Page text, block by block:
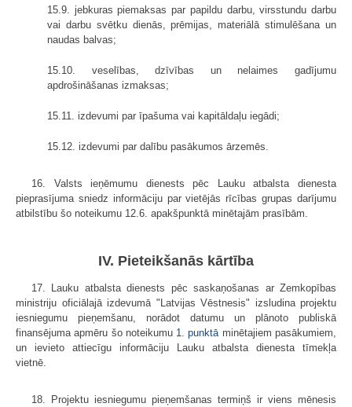
15.9. jebkuras piemaksas par papildu darbu, virsstundu darbu
vai darbu svētku dienās, prēmijas, materiālā stimulēšana un
naudas balvas;
15.10. veselības, dzīvības un nelaimes gadījumu
apdrošināšanas izmaksas;
15.11. izdevumi par īpašuma vai kapitāldaļu iegādi;
15.12. izdevumi par dalību pasākumos ārzemēs.
16. Valsts ieņēmumu dienests pēc Lauku atbalsta dienesta
pieprasījuma sniedz informāciju par vietējās rīcības grupas darījumu
atbilstību šo noteikumu 12.6. apakšpunktā minētajām prasībām.
IV. Pieteikšanās kārtība
17. Lauku atbalsta dienests pēc saskaņošanas ar Zemkopības
ministriju oficiālajā izdevumā "Latvijas Vēstnesis" izsludina projektu
iesniegumu pieņemšanu, norādot datumu un plānoto publiskā
finansējuma apmēru šo noteikumu 1. punktā minētajiem pasākumiem,
un ievieto attiecīgu informāciju Lauku atbalsta dienesta tīmekļa
vietnē.
18. Projektu iesniegumu pieņemšanas termiņš ir viens mēnesis